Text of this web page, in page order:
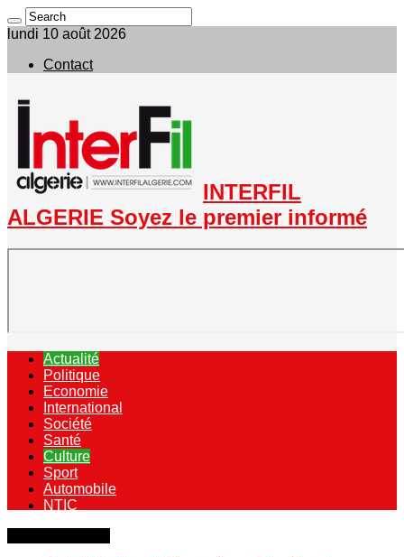
lundi 10 août 2026
Contact
INTERFIL
ALGERIE Soyez le premier informé
Actualité
Politique
Economie
International
Société
Santé
Culture
Sport
Automobile
NTIC